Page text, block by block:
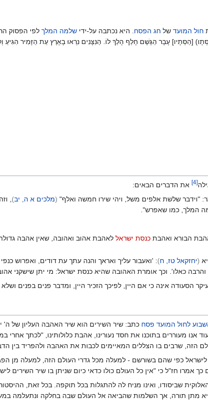
חול המועד של חג הפסח. היא נכתבה על-ידי שלמה המלך לפי הפסוק
[הַסְּתָיו] עָבָר הַגֶּשֶׁם חָלַף הָלַךְ לוֹ. הַנִּצָּנִים נִרְאוּ בָאָרֶץ עֵת הַזָּמִיר הִגִּיעַ
[
4
] את הדברים הבאים:
"וידבר שלשת אלפים משל, ויהי שירו חמשה ואלף" (מלכים א ה, יב)
,
המלך, כמו שאפרש".
הבורא ואהבתכנסת ישראל לאהבת אהוב ואהובה, שאין אהבה
(יחזקאל טז, ח): 'ואעבור עליך ואראך והנה עתך עת דודים, ואפרוש
והרבה כאלו'. וכך אומרת האהובה שהיא כנסת ישראל: מי יתן שישקני
הסעודה אינה כי אם היין, לפיכך הזכיר היין, ומדבר פנים בפנים ושלא
לחול המועד פסח כתב: שיר השירים הוא שיר האהבה העליון של ה'
אנו מעוררים בתוכנו את חסד נעורינו, אהבת כלולותינו, "לכתך
הזה, שרבים בו הצללים המאיימים לכבות את האהבה ולהפריד בין
כפי שהם בשורשם - למעלה מכל גדרי העולם הזה, למעלה מן
אמרו חז"ל כי "אין כל העולם כולו כדאי כיום שניתן בו שיר השירים
שביסודו, ואינו מניח לה להתגלות בכל תוקפה. בכל זאת,
מתן תורה, אך השלמות שהביאה אל העולם שבה בחלקה ונתעלמה